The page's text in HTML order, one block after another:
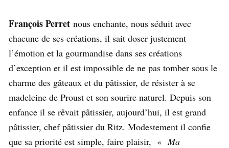
François Perret nous enchante, nous séduit avec
chacune de ses créations, il sait doser justement
l’émotion et la gourmandise dans ses créations
d’exception et il est impossible de ne pas tomber sous le
charme des gâteaux et du pâtissier, de résister à se
madeleine de Proust et son sourire naturel. Depuis son
enfance il se rêvait pâtissier, aujourd’hui, il est grand
pâtissier, chef pâtissier du Ritz. Modestement il confie
que sa priorité est simple, faire plaisir, « Ma